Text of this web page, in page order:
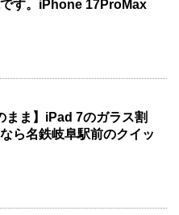
す。iPhone 17ProMax
まま】iPad 7のガラス割
ら名鉄岐阜駅前のクイッ